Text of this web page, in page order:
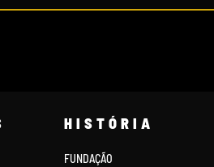
HISTÓRIA
FUNDAÇÃO